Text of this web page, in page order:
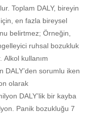
Toplam DALY, bireyin
en fazla bireysel
belirtmez; Örneğin,
ruhsal bozukluk
Alkol kullanım
DALY’den sorumlu iken
olarak
DALY’lik bir kayba
Panik bozukluğu 7